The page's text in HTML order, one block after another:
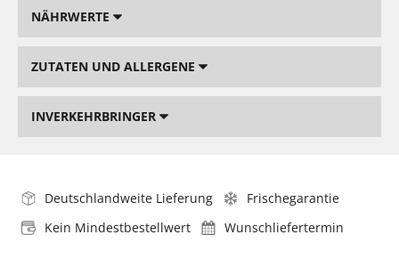
NÄHRWERTE
ZUTATEN UND ALLERGENE
INVERKEHRBRINGER
Deutschlandweite Lieferung
Frischegarantie
Kein Mindestbestellwert
Wunschliefertermin